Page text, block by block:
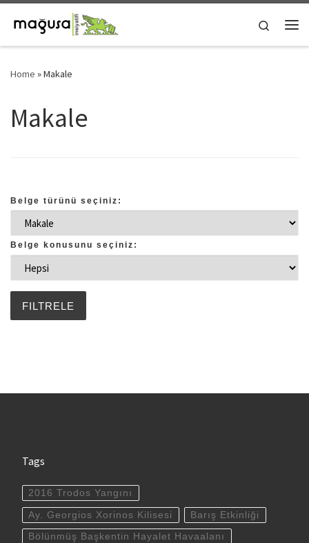
Skip to content
Search
Home »Makale
Makale
Belge türünü seçiniz:
Belge konusunu seçiniz:
Tags
2016 Trodos Yangını
Ay. Georgios Xorinos Kilisesi Barış Etkinliği
Bölünmüş Başkentin Hayalet Havaalanı